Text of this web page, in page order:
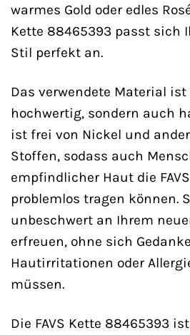
warmes Gold oder edles
Kette 88465393 passt sich
Stil perfekt an.
Das verwendete Material
hochwertig, sondern auch
ist frei von Nickel und
Stoffen, sodass auch
empfindlicher Haut die
problemlos tragen können.
unbeschwert an Ihrem
erfreuen, ohne sich
Hautirritationen oder
müssen.
Die FAVS Kette 88465393